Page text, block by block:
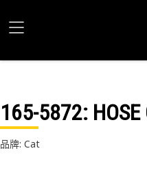
165-5872: HOSE
品牌: Cat